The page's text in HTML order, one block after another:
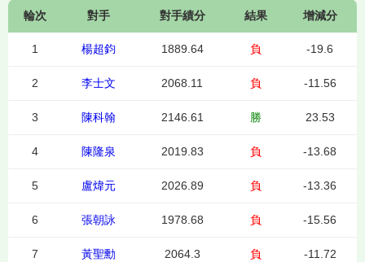
輪次 對手 對手績分 結果 增減分
1 楊超鈞 1889.64 負 -19.6
2 李士文 2068.11 負 -11.56
3 陳科翰 2146.61 勝 23.53
4 陳隆泉 2019.83 負 -13.68
5 盧煒元 2026.89 負 -13.36
6 張朝詠 1978.68 負 -15.56
7 黃聖勳 2064.3 負 -11.72